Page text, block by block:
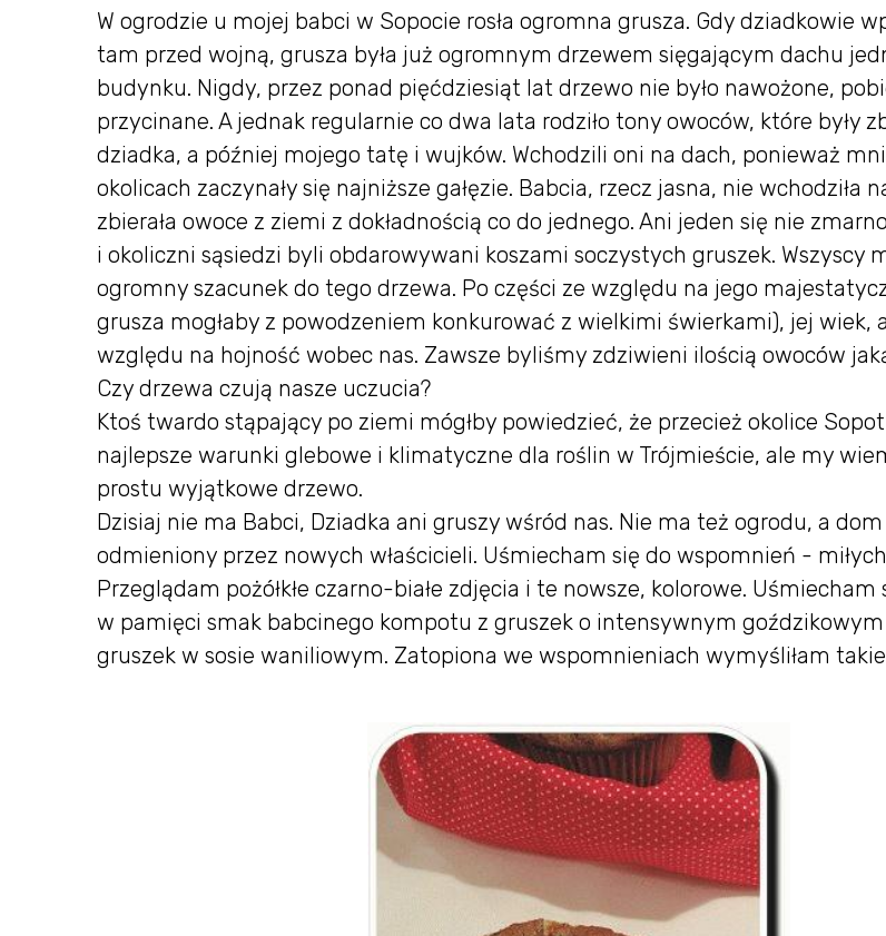
W ogrodzie u mojej babci w Sopocie rosła ogromna grusza. Gdy dziadkowie
tam przed wojną, grusza była już ogromnym drzewem sięgającym dachu
budynku. Nigdy, przez ponad pięćdziesiąt lat drzewo nie było nawożone,
przycinane. A jednak regularnie co dwa lata rodziło tony owoców, które były
dziadka, a później mojego tatę i wujków. Wchodzili oni na dach, ponieważ
okolicach zaczynały się najniższe gałęzie. Babcia, rzecz jasna, nie wchodziła
zbierała owoce z ziemi z dokładnością co do jednego. Ani jeden się nie
i okoliczni sąsiedzi byli obdarowywani koszami soczystych gruszek. Wszyscy
ogromny szacunek do tego drzewa. Po części ze względu na jego
grusza mogłaby z powodzeniem konkurować z wielkimi świerkami), jej wiek,
względu na hojność wobec nas. Zawsze byliśmy zdziwieni ilością owoców
Czy drzewa czują nasze uczucia?
Ktoś twardo stąpający po ziemi mógłby powiedzieć, że przecież okolice
najlepsze warunki glebowe i klimatyczne dla roślin w Trójmieście, ale my
prostu wyjątkowe drzewo.
Dzisiaj nie ma Babci, Dziadka ani gruszy wśród nas. Nie ma też ogrodu, a dom
odmieniony przez nowych właścicieli. Uśmiecham się do wspomnień -
Przeglądam pożółkłe czarno-białe zdjęcia i te nowsze, kolorowe. Uśmiecham
w pamięci smak babcinego kompotu z gruszek o intensywnym
gruszek w sosie waniliowym. Zatopiona we wspomnieniach wymyśliłam